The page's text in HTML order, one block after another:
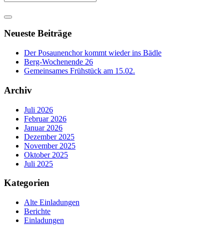
Neueste Beiträge
Der Posaunenchor kommt wieder ins Bädle
Berg-Wochenende 26
Gemeinsames Frühstück am 15.02.
Archiv
Juli 2026
Februar 2026
Januar 2026
Dezember 2025
November 2025
Oktober 2025
Juli 2025
Kategorien
Alte Einladungen
Berichte
Einladungen